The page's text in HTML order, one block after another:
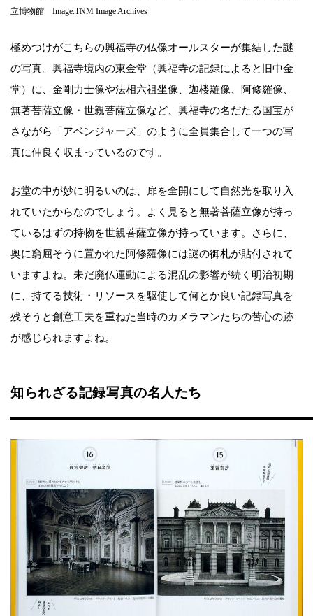
立博物館 Image:TNM Image Archives
極めつけがこちらの興福寺の仏像オールスターが集結した謎
の写真。興福寺境内の東金堂（興福寺の記録によると旧中金
堂）に、金剛力士像や法相六祖坐像、迦楼羅像、阿修羅像、
無著菩薩立像・世親菩薩立像など、興福寺の名だたる国宝が
さながら「アベンジャーズ」のように全員集合して一つの写
真に仲良く収まっているのです。
お堂の中が妙に明るいのは、扉を全開にして自然光を取り入
れていたからなのでしょう。よく見ると無著菩薩立像が持っ
ているはずの持物を世親菩薩立像が持っています。さらに、
奥に窮屈そうに置かれた阿修羅像には謎の御札が貼付されて
いますよね。未だ廃仏運動による混乱の影響が続く明治初期
に、持てる技術・リソースを駆使して何とか良い記録写真を
残そうと創意工夫を重ねた当時のカメラマンたちの苦心の跡
が感じられますよね。
知られざる記録写真の名人たち